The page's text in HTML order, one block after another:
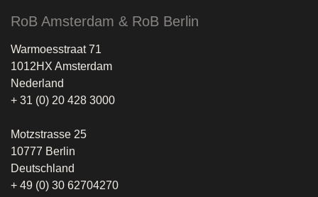
RoB Amsterdam & RoB Berlin
Warmoesstraat 71
1012HX Amsterdam
Nederland
+ 31 (0) 20 428 3000
Motzstrasse 25
10777 Berlin
Deutschland
+ 49 (0) 30 62704270